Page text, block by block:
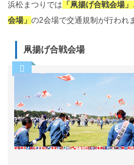
浜松まつりでは 「凧揚げ合戦会場
会場」 の2会場で交通規制が行われ
凧揚げ合戦会場